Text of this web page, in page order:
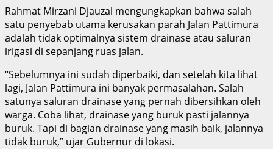
Rahmat Mirzani Djauzal mengungkapkan bahwa salah
satu penyebab utama kerusakan parah Jalan Pattimura
adalah tidak optimalnya sistem drainase atau saluran
irigasi di sepanjang ruas jalan.
“Sebelumnya ini sudah diperbaiki, dan setelah kita lihat
lagi, Jalan Pattimura ini banyak permasalahan. Salah
satunya saluran drainase yang pernah dibersihkan oleh
warga. Coba lihat, drainase yang buruk pasti jalannya
buruk. Tapi di bagian drainase yang masih baik, jalannya
tidak buruk,” ujar Gubernur di lokasi.